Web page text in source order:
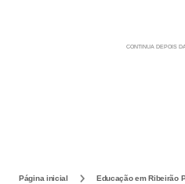
Página inicial Educação em Ribeirão